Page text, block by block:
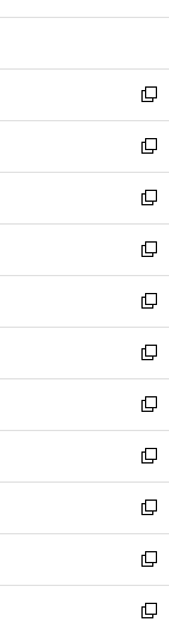
開
ン
ウ
で
開
く
ウ
ン
ド
ウ
で
開
く
新
し
い
ウ
ィ
ン
ド
ウ
で
開
く
新
し
い
ウ
ィ
ン
ド
ウ
で
開
く
新
し
い
ウ
ィ
ン
ド
ウ
で
開
く
新
し
い
ウ
ィ
ン
ド
ウ
で
開
く
新
し
い
ウ
ィ
ン
ド
ウ
で
開
く
新
し
い
ウ
ィ
ン
ド
ウ
で
開
く
新
し
い
ウ
ィ
ン
ド
ウ
で
新
し
い
ウ
ィ
ン
ド
新
し
い
ウ
ィ
新
し
い
新